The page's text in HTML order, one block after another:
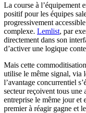
La course à l’équipement
positif pour les équipes
progressivement
complexe. Lemlist, par
directement dans son
d’activer une logique
Mais cette
utilise le même signal, via
l’avantage concurrentiel
secteur reçoivent tous une
entreprise le même jour et
premier à réagir gagne et